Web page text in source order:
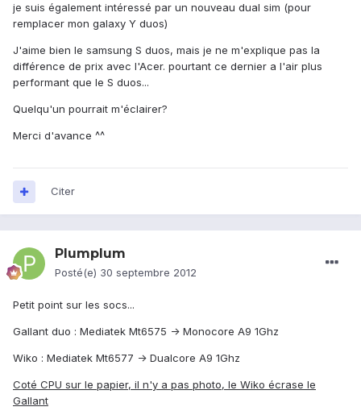
je suis également intéressé par un nouveau dual sim (pour
remplacer mon galaxy Y duos)
J'aime bien le samsung S duos, mais je ne m'explique pas la
différence de prix avec l'Acer. pourtant ce dernier a l'air plus
performant que le S duos...
Quelqu'un pourrait m'éclairer?
Merci d'avance ^^
Citer
Plumplum
Posté(e) 30 septembre 2012
Petit point sur les socs...
Gallant duo : Mediatek Mt6575 -> Monocore A9 1Ghz
Wiko : Mediatek Mt6577 -> Dualcore A9 1Ghz
Coté CPU sur le papier, il n'y a pas photo, le Wiko écrase le
Gallant